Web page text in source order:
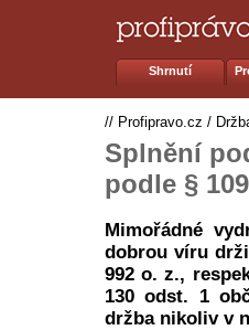
Shrnutí
// Profipravo.cz /
Splnění
podle §
Mimořádné
dobrou víru
992 o. z.,
130 odst. 1
držba nikoliv v